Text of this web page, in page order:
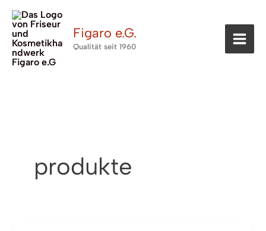
Zum
Inhalt
springen
Figaro e.G.
Qualität seit 1960
produkte